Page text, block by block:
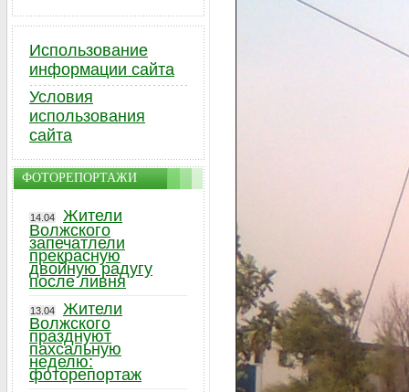
Использование
информации сайта
Условия
использования
сайта
ФОТОРЕПОРТАЖИ
14.04
Жители
Волжского
запечатлели
прекрасную
двойную радугу
после ливня
13.04
Жители
Волжского
празднуют
пахсальную
неделю:
фоторепортаж